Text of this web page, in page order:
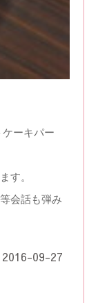
ーキパー
す。
会話も弾み
2016-09-27